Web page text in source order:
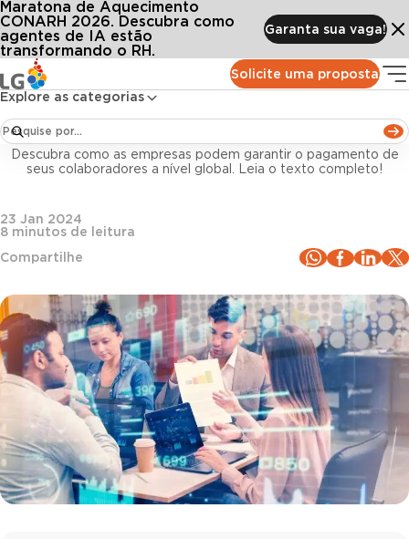
Solicite uma proposta
Explore as categorias
Maratona de Aquecimento
CONARH 2026. Descubra como
agentes de IA estão
transformando o RH.
Garanta sua vaga!
Conteúdos Blog LG
Gestão de folha de pagamento internacional: o que considerar neste processo?
Tecnologia e Inovação
Gestão de folha de pagamento internacional: o
que considerar neste processo?
Descubra como as empresas podem garantir o pagamento de
seus colaboradores a nível global. Leia o texto completo!
23 Jan 2024
8 minutos de leitura
Compartilhe